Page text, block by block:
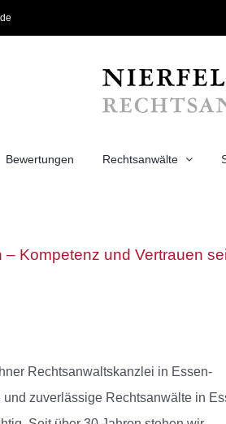
Bewertungen Rechtsanwälte
Kompetenz und Vertrauen
Rechtsanwaltskanzlei in Essen-
zuverlässige Rechtsanwälte in